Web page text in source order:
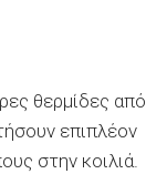
θερμίδες από
επιπλέον
στην κοιλιά.